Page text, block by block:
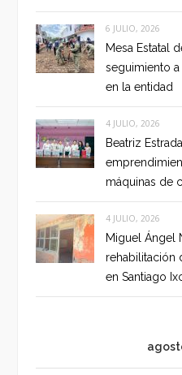
6 JULIO, 2026
Mesa Estatal
seguimiento
en la entidad
4 JULIO, 2026
Beatriz
máquinas de
4 JULIO, 2026
Miguel Ángel
rehabilitación
en Santiago